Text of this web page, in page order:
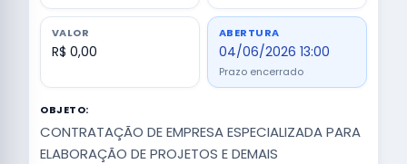
VALOR
R$ 0,00
ABERTURA
04/06/2026 13:00
Prazo encerrado
OBJETO:
CONTRATAÇÃO DE EMPRESA ESPECIALIZADA PARA
ELABORAÇÃO DE PROJETOS E DEMAIS